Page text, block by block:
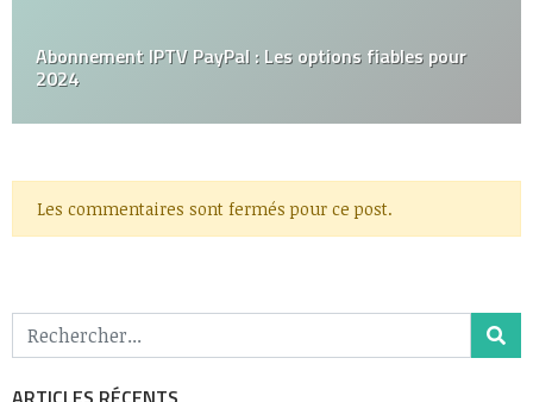
Abonnement IPTV PayPal : Les options fiables pour
2024
Les commentaires sont fermés pour ce post.